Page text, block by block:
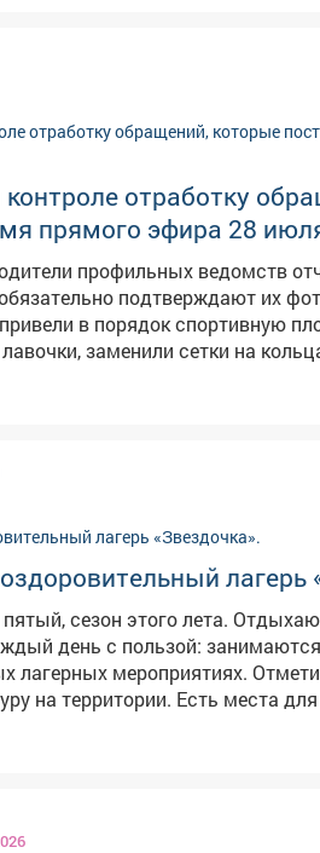
отработку
прямого эфира 28
профильных ведомств
подтверждают их
в порядок спортивную
заменили сетки на
территорию. Возьму мяч и
начали
Некоторые водители там
готовят фундамент под опорную
несанкционированную
мусора, очистили участок и
Они очень помогают нам
лагерь
сезон этого лета.
день с пользой:
Отметил шикарную природу и
на территории. Есть места
У всех хорошее настроение и